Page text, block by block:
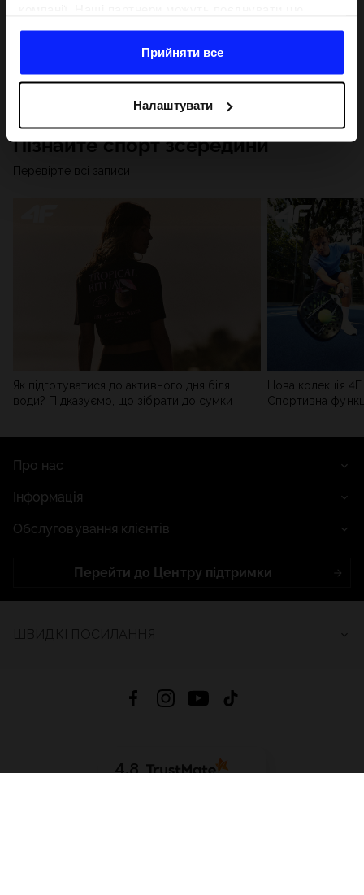
отримують у результаті використання вами їхніх
послуг.З вашої згоди ми також можемо ділитися
з метою націлювання та покращення відображення
відповідної онлайн-реклами, проведення аналітики,
відповідності вмісту та вдосконалення рішень, які
пропонують наші партнери (наприклад, соціальні
мережі). Детальну інформацію можна знайти в нашій
та в розділі «Деталі».
Прийняти все
Налаштувати
Пізнайте спорт зсередини
Перевірте всі записи
Як підготуватися до активного дня біля
води? Підказуємо, що зібрати до сумки
Нова колекція
Спортивна
Про нас
Інформація
Обслуговування клієнтів
Перейти до Центру підтримки
4.8